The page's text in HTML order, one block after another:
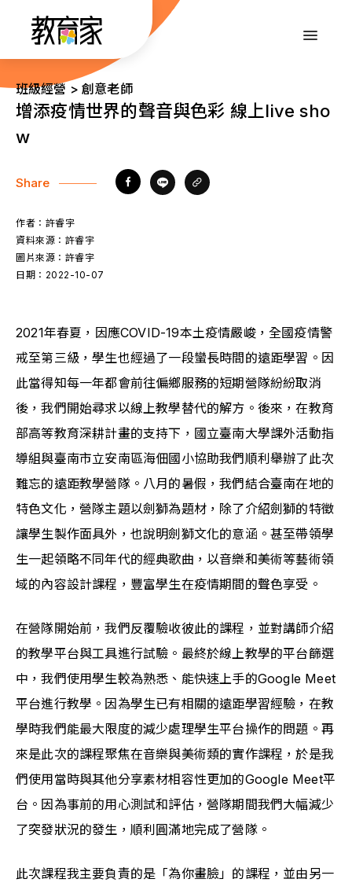
內
::: 班級經營 > 創意老師
增添疫情世界的聲音與色彩 線上live sho
w
Share
作者： 許睿宇
資料來源： 許睿宇
圖片來源： 許睿宇
日期： 2022-10-07
2021年春夏，因應COVID-19本土疫情嚴峻，全國疫情警
戒至第三級，學生也經過了一段蠻長時間的遠距學習。因
此當得知每一年都會前往偏鄉服務的短期營隊紛紛取消
後，我們開始尋求以線上教學替代的解方。後來，在教育
部高等教育深耕計畫的支持下，國立臺南大學課外活動指
導組與臺南市立安南區海佃國小協助我們順利舉辦了此次
難忘的遠距教學營隊。八月的暑假，我們結合臺南在地的
特色文化，營隊主題以劍獅為題材，除了介紹劍獅的特徵
讓學生製作面具外，也說明劍獅文化的意涵。甚至帶領學
生一起領略不同年代的經典歌曲，以音樂和美術等藝術領
域的內容設計課程，豐富學生在疫情期間的聲色享受。
在營隊開始前，我們反覆驗收彼此的課程，並對講師介紹
的教學平台與工具進行試驗。最終於線上教學的平台篩選
中，我們使用學生較為熟悉、能快速上手的Google Meet
平台進行教學。因為學生已有相關的遠距學習經驗，在教
學時我們能最大限度的減少處理學生平台操作的問題。再
來是此次的課程聚焦在音樂與美術類的實作課程，於是我
們使用當時與其他分享素材相容性更加的Google Meet平
台。因為事前的用心測試和評估，營隊期間我們大幅減少
了突發狀況的發生，順利圓滿地完成了營隊。
此次課程我主要負責的是「為你畫臉」的課程，並由另一